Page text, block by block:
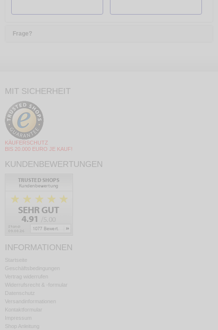
Frage?
MIT SICHERHEIT
KÄUFERSCHUTZ
BIS 20.000 EURO JE KAUF!
KUNDENBEWERTUNGEN
INFORMATIONEN
Startseite
Geschäftsbedingungen
Vertrag widerrufen
Widerrufsrecht & -formular
Datenschutz
Versandinformationen
Kontaktformular
Impressum
Shop Anleitung